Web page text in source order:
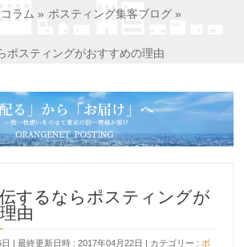
ラム » ポスティング集客ブログ »
ポスティングがおすすめの理由
するならポスティングが
由
最終更新日時 : 2017年04月22日 カテゴリー : ポ